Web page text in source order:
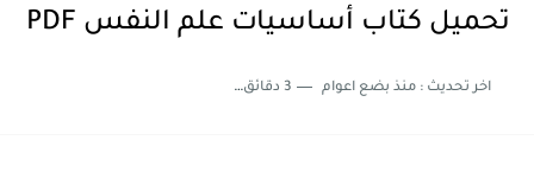
تحميل كتاب أساسيات علم النفس PDF
اخر تحديث :منذ بضع اعوام 3 دقائق للقراءة